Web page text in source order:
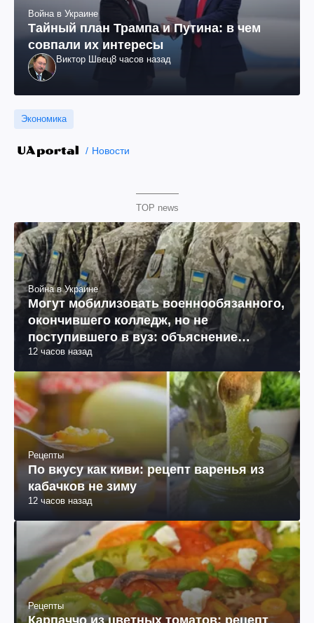
Война в Украине
Тайный план Трампа и Путина: в чем
совпали их интересы
Виктор Швец8 часов назад
Экономика
Новости
TOP news
Война в Украине
Могут мобилизовать военнообязанного,
окончившего колледж, но не
поступившего в вуз: объяснение
юриста
12 часов назад
Рецепты
По вкусу как киви: рецепт варенья из
кабачков не зиму
12 часов назад
Рецепты
Карпаччо из цветных томатов: рецепт